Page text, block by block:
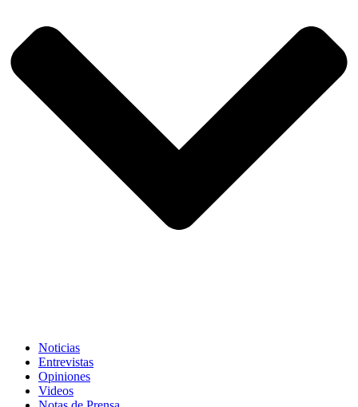
Noticias
Entrevistas
Opiniones
Videos